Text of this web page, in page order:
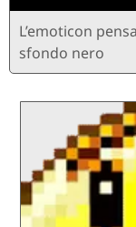
L’emoticon
sfondo nero